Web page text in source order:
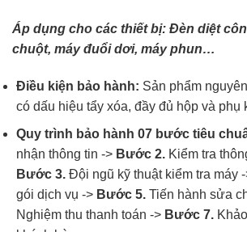
Áp dụng cho các thiết bị: Đèn diệt
chuột, máy đuổi dơi, máy phun…
Điều kiện bảo hành: Sản phẩm
có dấu hiệu tẩy xóa, đầy đủ hộp và phụ
Quy trình bảo hành 07 bước tiêu
nhận thông tin -> Bước 2. Kiểm tra
Bước 3. Đội ngũ kỹ thuật kiểm tra máy
gói dịch vụ -> Bước 5. Tiến hành sửa
Nghiệm thu thanh toán -> Bước 7.